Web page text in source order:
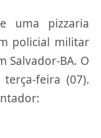
uma pizzaria
policial militar
Salvador-BA. O
feira (07).